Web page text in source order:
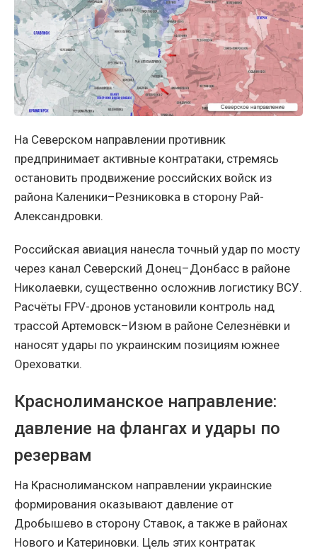
На Северском направлении противник
предпринимает активные контратаки, стремясь
остановить продвижение российских войск из
района Каленики–Резниковка в сторону Рай-
Александровки.
Российская авиация нанесла точный удар по мосту
через канал Северский Донец–Донбасс в районе
Николаевки, существенно осложнив логистику ВСУ.
Расчёты FPV-дронов установили контроль над
трассой Артемовск–Изюм в районе Селезнёвки и
наносят удары по украинским позициям южнее
Ореховатки.
Краснолиманское направление:
давление на флангах и удары по
резервам
На Краснолиманском направлении украинские
формирования оказывают давление от
Дробышево в сторону Ставок, а также в районах
Нового и Катериновки. Цель этих контратак